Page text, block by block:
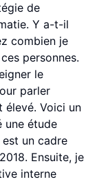
de
Y a-t-il
combien je
personnes.
le
parler
élevé. Voici un
une étude
un cadre
Ensuite, je
interne